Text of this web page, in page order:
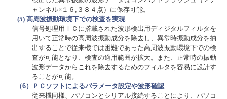
ャンネル×１６ , ３８４点）に保存可能。
(5) 高周波振動環境下での検査を実現
信号処理用ＩＣに搭載された波形検出用ディジタルフィルタを
用いて正常時の高周波振動成分を除去し、異常時振動成分を抽
出することで従来機では困難であった高周波振動環境下での検
査が可能となり、検査の適用範囲が拡大。また、正常時の振動
波形データからこれを除去するためのフィルタを容易に設計す
ることが可能。
（6）ＰＣソフトによるパラメータ設定や波形確認
従来機同様、パソコンとシリアル接続することにより、パソコ